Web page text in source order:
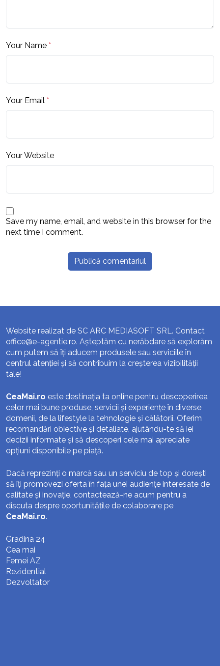
Your Name *
Your Email *
Your Website
Save my name, email, and website in this browser for the
next time I comment.
Website realizat de SC ARC MEDIASOFT SRL. Contact
office@e-agentie.ro. Așteptăm cu nerăbdare să explorăm
cum putem să îți aducem produsele sau serviciile în
centrul atenției și să contribuim la creșterea vizibilității
tale!
CeaMai.ro este destinația ta online pentru descoperirea
celor mai bune produse, servicii și experiențe în diverse
domenii, de la lifestyle la tehnologie și călătorii. Oferim
recomandări obiective și detaliate, ajutându-te să iei
decizii informate și să descoperi cele mai apreciate
opțiuni disponibile pe piață.
Dacă reprezinți o marcă sau un serviciu de top și dorești
să îți promovezi oferta în fața unei audiențe interesate de
calitate și inovație, contactează-ne acum pentru a
discuta despre oportunitățile de colaborare pe
CeaMai.ro.
Gradina 24
Cea mai
Femei AZ
Rezidential
Dezvoltator